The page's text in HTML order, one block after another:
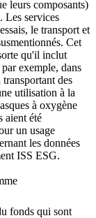
leurs composants)
Les services
le transport et
Cet
qu'il inclut
exemple, dans
des
utilisation à la
à oxygène
aient été
un usage
les données
ISS ESG.
fonds qui sont